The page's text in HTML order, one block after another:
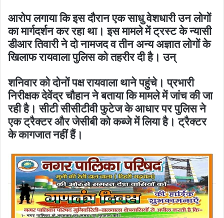
आरोप लगाया कि इस दौरान एक साधु वेशधारी उन लोगों
का मार्गदर्शन कर रहा था। इस मामले में ट्रस्ट के न्यासी
डीआर तिवारी ने दो नामजद व तीन अन्य अज्ञात लोगों के
खिलाफ रायवाला पुलिस को तहरीर दी है। उन्
शनिवार को दोनों पक्ष रायवाला थाने पहुंचे। प्रभारी
निरीक्षक देवेंद्र चौहान ने बताया कि मामले में जांच की जा
रही है। सीटी सीसीटीवी फुटेज के आधार पर पुलिस ने
एक ट्रैक्टर और जेसीबी को कब्जे में लिया है। ट्रैक्टर
के कागजात नहीं हैं।